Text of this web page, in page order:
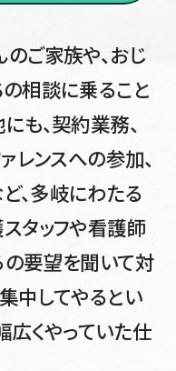
ご家族や、おじ
相談に乗ること
も、契約業務、
レンスへの参加、
、多岐にわたる
タッフや看護師
の要望を聞いて対
中してやるとい
広くやっていた仕